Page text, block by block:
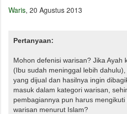
Waris, 20 Agustus 2013
Pertanyaan:
Mohon defenisi warisan? Jika Ayah
(Ibu sudah meninggal lebih
yang dijual dan hasilnya ingin
masuk dalam kategori warisan,
pembagiannya pun harus
warisan menurut Islam?